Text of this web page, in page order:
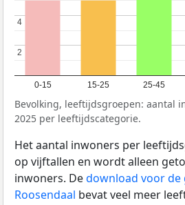
0-15 15-25 25-45
2
2
4
4
Bevolking, leeftijdsgroepen: aantal
2025 per leeftijdscategorie.
Het aantal inwoners per
op vijftallen en wordt alleen
inwoners. Dedownload voor de
Roosendaal bevat veel meer